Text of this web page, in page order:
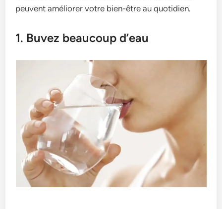
peuvent améliorer votre bien-être au quotidien.
1. Buvez beaucoup d’eau